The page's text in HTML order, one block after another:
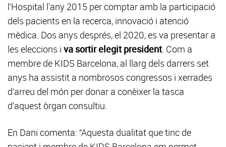
l’Hospital l'any 2015 per comptar amb la participació
dels pacients en la recerca, innovació i atenció
mèdica. Dos anys després, el 2020, es va presentar a
les eleccions i va sortir elegit president. Com a
membre de KIDS Barcelona, al llarg dels darrers set
anys ha assistit a nombrosos congressos i xerrades
d’arreu del món per donar a conèixer la tasca
d’aquest òrgan consultiu.
En Dani comenta: “Aquesta dualitat que tinc de